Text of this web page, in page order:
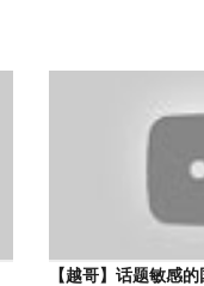
【越哥】话题敏感